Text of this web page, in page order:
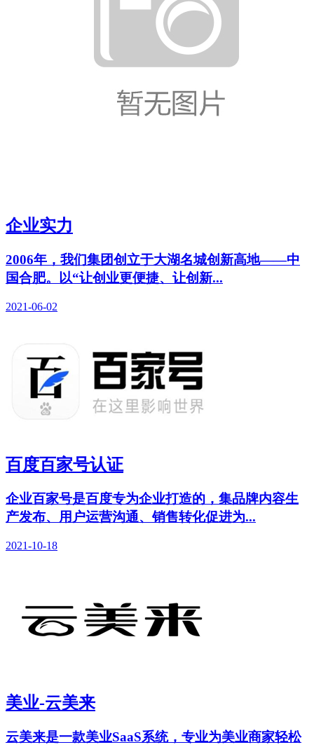
企业实力
2006年，我们集团创立于大湖名城创新高地——中
国合肥。以“让创业更便捷、让创新...
2021-06-02
百度百家号认证
企业百家号是百度专为企业打造的，集品牌内容生
产发布、用户运营沟通、销售转化促进为...
2021-10-18
美业-云美来
云美来是一款美业SaaS系统，专业为美业商家轻松